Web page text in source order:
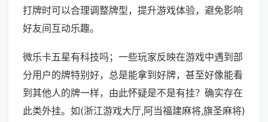
打牌时可以合理调整牌型，提升游戏体验，避免影响
好友间互动乐趣。
微乐卡五星有科技吗；一些玩家反映在游戏中遇到部
分用户的牌特别好，总是能拿到好牌，甚至好像能看
到其他人的牌一样，由此怀疑是不是有挂？确实存在
此类外挂。如(浙江游戏大厅,阿当福建麻将,旗圣麻将)